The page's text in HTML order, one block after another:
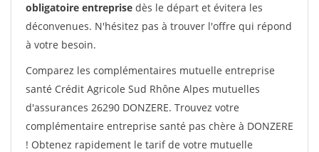
obligatoire entreprise dès le départ et évitera les
déconvenues. N'hésitez pas à trouver l'offre qui répond
à votre besoin.
Comparez les complémentaires mutuelle entreprise
santé Crédit Agricole Sud Rhône Alpes mutuelles
d'assurances 26290 DONZERE. Trouvez votre
complémentaire entreprise santé pas chère à DONZERE
! Obtenez rapidement le tarif de votre mutuelle